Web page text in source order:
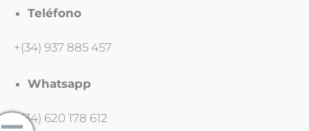
Teléfono
+(34) 937 885 457
Whatsapp
+(34) 620 178 612